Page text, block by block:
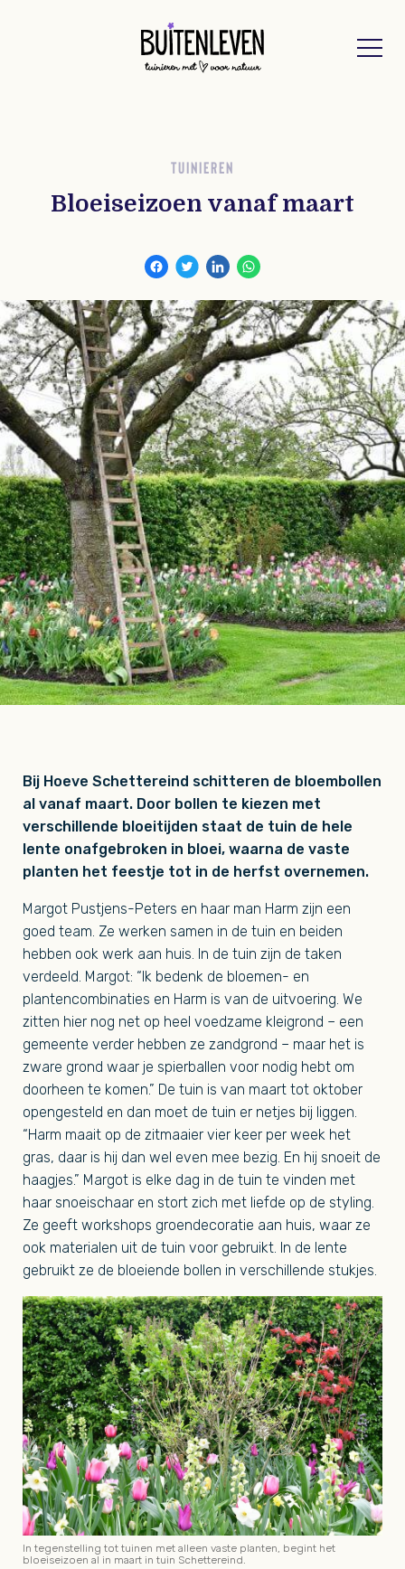
TUINIEREN
Bloeiseizoen vanaf maart
Bij Hoeve Schettereind schitteren de bloembollen
al vanaf maart. Door bollen te kiezen met
verschillende bloeitijden staat de tuin de hele
lente onafgebroken in bloei, waarna de vaste
planten het feestje tot in de herfst overnemen.
Margot Pustjens-Peters en haar man Harm zijn een
goed team. Ze werken samen in de tuin en beiden
hebben ook werk aan huis. In de tuin zijn de taken
verdeeld. Margot: “Ik bedenk de bloemen- en
plantencombinaties en Harm is van de uitvoering. We
zitten hier nog net op heel voedzame kleigrond – een
gemeente verder hebben ze zandgrond – maar het is
zware grond waar je spierballen voor nodig hebt om
doorheen te komen.” De tuin is van maart tot oktober
opengesteld en dan moet de tuin er netjes bij liggen.
“Harm maait op de zitmaaier vier keer per week het
gras, daar is hij dan wel even mee bezig. En hij snoeit de
haagjes.” Margot is elke dag in de tuin te vinden met
haar snoeischaar en stort zich met liefde op de styling.
Ze geeft workshops groendecoratie aan huis, waar ze
ook materialen uit de tuin voor gebruikt. In de lente
gebruikt ze de bloeiende bollen in verschillende stukjes.
In tegenstelling tot tuinen met alleen vaste planten, begint het
bloeiseizoen al in maart in tuin Schettereind.